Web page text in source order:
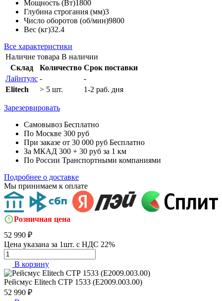
Мощность (Вт)1800
Глубина строгания (мм)3
Число оборотов (об/мин)9800
Вес (кг)32.4
Все характеристики
Наличие товара В наличии
Склад
Количество Срок поставки
Лайнтулс -
-
Elitech
> 5 шт. 1-2 раб. дня
Зарезервировать
Самовывоз Бесплатно
По Москве 300 руб
При заказе от 30 000 руб Бесплатно
За МКАД 300 + 30 руб за 1 км
По России Транспортными компаниями
Подробнее о доставке
Мы принимаем к оплате
Розничная цена
52 990 ₽
Цена указана за 1шт. с НДС 22%
В корзину
Рейсмус Elitech СТР 1533 (E2009.003.00)
52 990 ₽